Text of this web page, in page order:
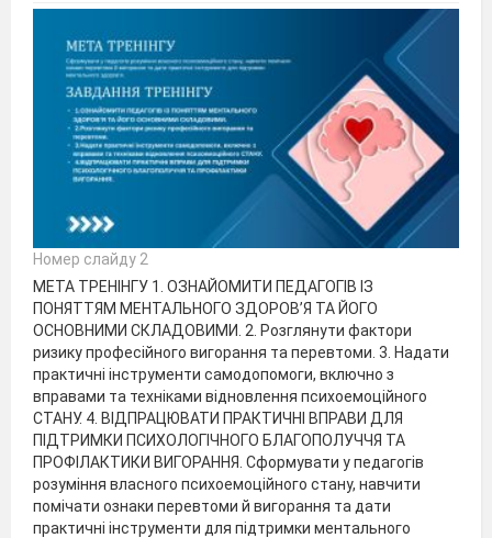
Номер слайду 2
МЕТА ТРЕНІНГУ 1. ОЗНАЙОМИТИ ПЕДАГОГІВ ІЗ
ПОНЯТТЯМ МЕНТАЛЬНОГО ЗДОРОВ’Я ТА ЙОГО
ОСНОВНИМИ СКЛАДОВИМИ. 2. Розглянути фактори
ризику професійного вигорання та перевтоми. 3. Надати
практичні інструменти самодопомоги, включно з
вправами та техніками відновлення психоемоційного
СТАНУ. 4. ВІДПРАЦЮВАТИ ПРАКТИЧНІ ВПРАВИ ДЛЯ
ПІДТРИМКИ ПСИХОЛОГІЧНОГО БЛАГОПОЛУЧЧЯ ТА
ПРОФІЛАКТИКИ ВИГОРАННЯ. Сформувати у педагогів
розуміння власного психоемоційного стану, навчити
помічати ознаки перевтоми й вигорання та дати
практичні інструменти для підтримки ментального